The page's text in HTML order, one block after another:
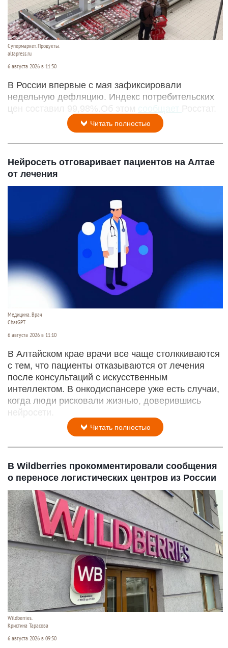
Супермаркет. Продукты.
altapress.ru
6 августа 2026 в 11:30
В России впервые с мая зафиксировали
недельную дефляцию. Индекс потребительских
цен составил 99,98%.Об этом
сообщает Росстат.
Читать полностью
Нейросеть отговаривает пациентов на Алтае
от лечения
Медицина. Врач
ChatGPT
6 августа 2026 в 11:10
В Алтайском крае врачи все чаще столккиваются
с тем, что пациенты отказываются от лечения
после консультаций с искусственным
интеллектом. В онкодиспансере уже есть случаи,
когда люди рисковали жизнью, доверившись
нейросети.
Читать полностью
В Wildberries прокомментировали сообщения
о переносе логистических центров из России
Wildberries.
Кристина Тарасова
6 августа 2026 в 09:50